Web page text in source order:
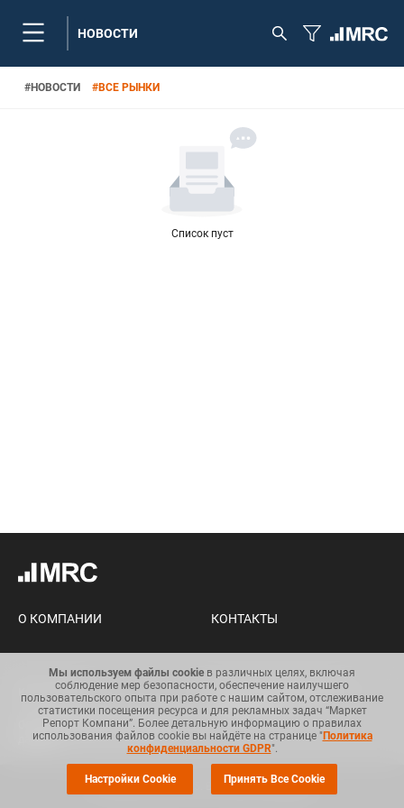
НОВОСТИ
#НОВОСТИ #ВСЕ РЫНКИ
Список пуст
О КОМПАНИИ КОНТАКТЫ
Карта сайта
Условия использования
информации
Общий регламент по защите
данных
© Copyright 2008-2025. Все права защищены.
Мы используем файлы cookie в различных целях, включая
соблюдение мер безопасности, обеспечение наилучшего
пользовательского опыта при работе с нашим сайтом, отслеживание
статистики посещения ресурса и для рекламных задач “Маркет
Репорт Компани”. Более детальную информацию о правилах
использования файлов cookie вы найдёте на странице " Политика
конфиденциальности GDPR".
Настройки Cookie Принять Все Cookie